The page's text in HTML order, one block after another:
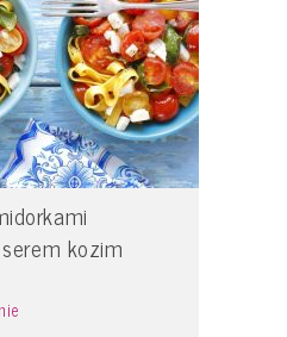
kozim